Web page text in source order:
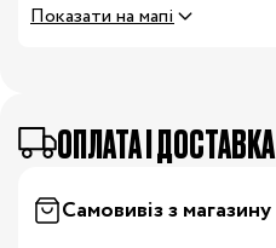
Показати на мапі
OПЛАТА І ДОСТАВКА
Самовивіз з магазину